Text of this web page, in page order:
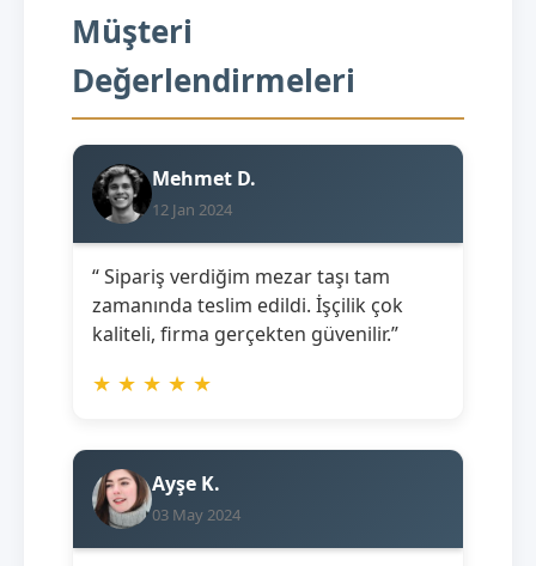
Müşteri
Değerlendirmeleri
Mehmet D.
12 Jan 2024
“ Sipariş verdiğim mezar taşı tam
zamanında teslim edildi. İşçilik çok
kaliteli, firma gerçekten güvenilir.”
★ ★ ★ ★ ★
Ayşe K.
03 May 2024